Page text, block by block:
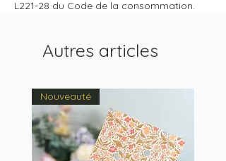
L221-28 du Code de la consommation.
Autres articles
Nouveauté